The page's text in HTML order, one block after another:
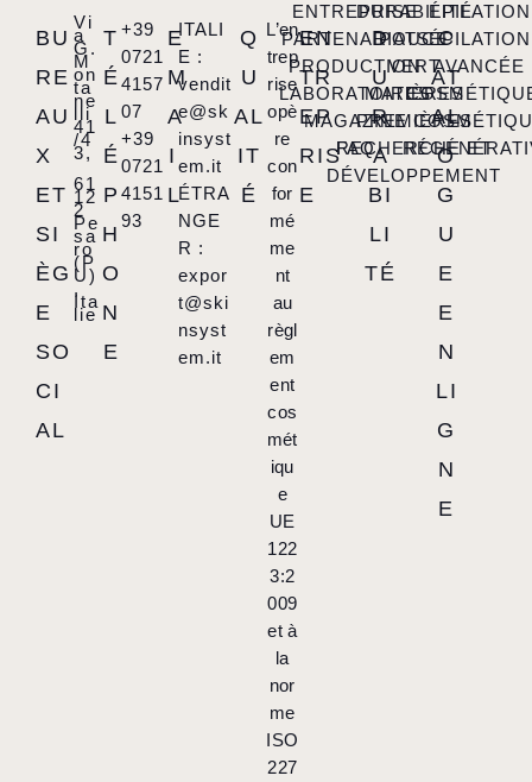
BU
RE
AU
X
ET
SI
ÈG
E
SO
CI
AL
Vi
a
G.
M
on
ta
ne
lli
41
/4
3,
61
12
2
Pe
sa
ro
(P
U)
,
Ita
lie
T
É
L
É
P
H
O
N
E
+39
0721
4157
07
+39
0721
4151
93
E
M
A
I
L
ITALI
E :
vendit
e@sk
insyst
em.it
ÉTRA
NGE
R :
expor
t@ski
nsyst
em.it
Q
U
AL
IT
É
L’en
trep
rise
opè
re
con
for
mé
me
nt
au
règl
em
ent
cos
mét
iqu
e
UE
122
3:2
009
et à
la
nor
me
ISO
227
EN
TR
EP
RIS
E
ENTREPRISE
PARTENARIATS
PRODUCTION
LABORATOIRES
MAGAZINE
FAQ
D
U
R
A
BI
LI
TÉ
DURABILITÉ
POUCE
VERT
MATIÈRES
PREMIÈRES
RECHERCHE ET
DÉVELOPPEMENT
C
AT
AL
O
G
U
E
E
N
LI
G
N
E
ÉPILATION
ÉPILATION
AVANCÉE